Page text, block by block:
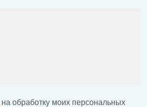
на обработку моих персональных